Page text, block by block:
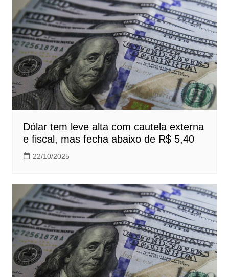
Dólar tem leve alta com cautela externa
e fiscal, mas fecha abaixo de R$ 5,40
22/10/2025